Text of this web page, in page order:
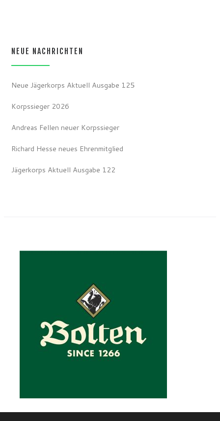
NEUE NACHRICHTEN
Neue Jägerkorps Aktuell Ausgabe 125
Korpssieger 2026
Andreas Fellen neuer Korpssieger
Richard Hesse neues Ehrenmitglied
Jägerkorps Aktuell Ausgabe 122